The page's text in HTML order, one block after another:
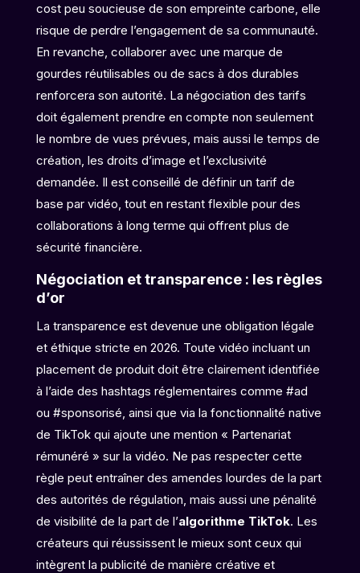
cost peu soucieuse de son empreinte carbone, elle
risque de perdre l’engagement de sa communauté.
En revanche, collaborer avec une marque de
gourdes réutilisables ou de sacs à dos durables
renforcera son autorité. La négociation des tarifs
doit également prendre en compte non seulement
le nombre de vues prévues, mais aussi le temps de
création, les droits d’image et l’exclusivité
demandée. Il est conseillé de définir un tarif de
base par vidéo, tout en restant flexible pour des
collaborations à long terme qui offrent plus de
sécurité financière.
Négociation et transparence : les règles
d’or
La transparence est devenue une obligation légale
et éthique stricte en 2026. Toute vidéo incluant un
placement de produit doit être clairement identifiée
à l’aide des hashtags réglementaires comme #ad
ou #sponsorisé, ainsi que via la fonctionnalité native
de TikTok qui ajoute une mention « Partenariat
rémunéré » sur la vidéo. Ne pas respecter cette
règle peut entraîner des amendes lourdes de la part
des autorités de régulation, mais aussi une pénalité
de visibilité de la part de l’algorithme TikTok. Les
créateurs qui réussissent le mieux sont ceux qui
intègrent la publicité de manière créative et